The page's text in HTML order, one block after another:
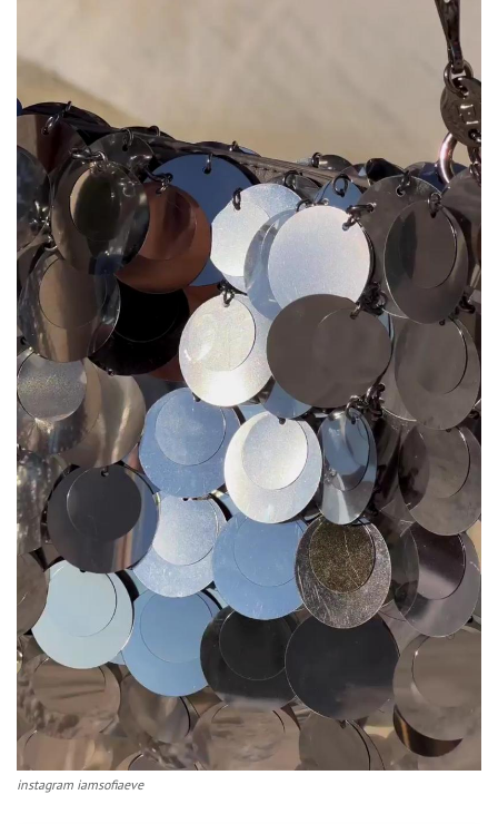
instagram iamsofiaeve